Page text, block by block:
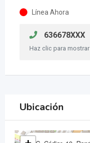
Línea Ahora
636678XXX
Haz clic para
Ubicación